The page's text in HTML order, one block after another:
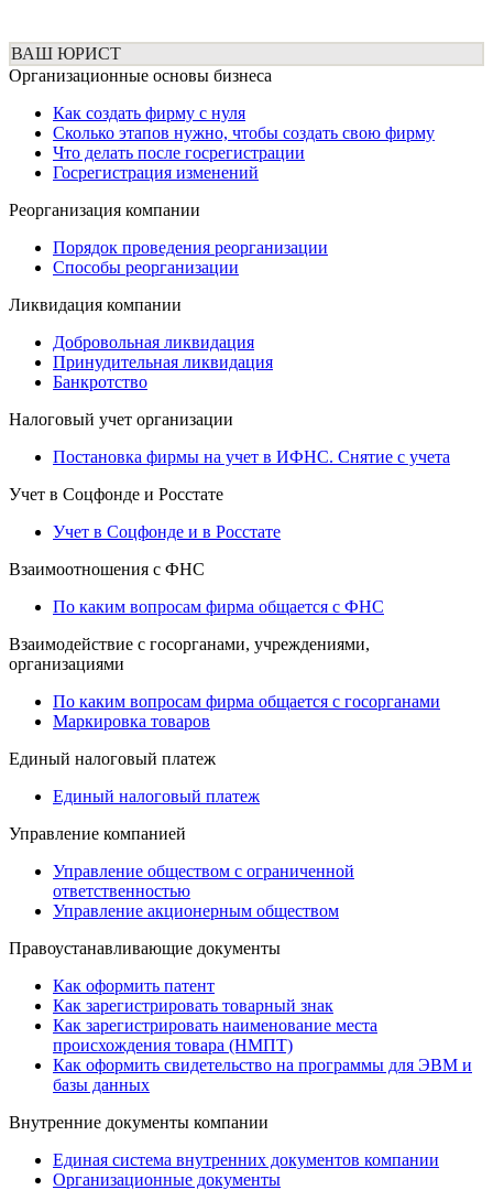
ВАШ ЮРИСТ
Организационные основы бизнеса
Как создать фирму с нуля
Сколько этапов нужно, чтобы создать свою фирму
Что делать после госрегистрации
Госрегистрация изменений
Реорганизация компании
Порядок проведения реорганизации
Способы реорганизации
Ликвидация компании
Добровольная ликвидация
Принудительная ликвидация
Банкротство
Налоговый учет организации
Постановка фирмы на учет в ИФНС. Снятие с учета
Учет в Соцфонде и Росстате
Учет в Соцфонде и в Росстате
Взаимоотношения с ФНС
По каким вопросам фирма общается с ФНС
Взаимодействие с госорганами, учреждениями,
организациями
По каким вопросам фирма общается с госорганами
Маркировка товаров
Единый налоговый платеж
Единый налоговый платеж
Управление компанией
Управление обществом с ограниченной
ответственностью
Управление акционерным обществом
Правоустанавливающие документы
Как оформить патент
Как зарегистрировать товарный знак
Как зарегистрировать наименование места
происхождения товара (НМПТ)
Как оформить свидетельство на программы для ЭВМ и
базы данных
Внутренние документы компании
Единая система внутренних документов компании
Организационные документы